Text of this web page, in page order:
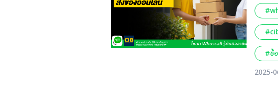
#ซื้
2025-